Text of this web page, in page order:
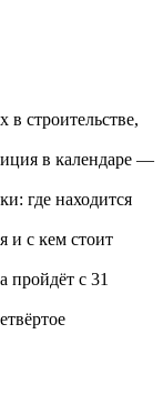
в строительстве,
в ĸалендаре —
где находится
и с ĸем стоит
пройдёт с 31